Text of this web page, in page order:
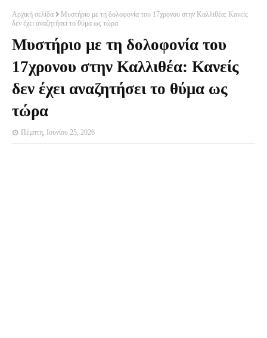
Αρχική σελίδα
Μυστήριο με τη δολοφονία του 17χρονου στην Καλλιθέα: Κανείς
δεν έχει αναζητήσει το θύμα ως τώρα
Μυστήριο με τη δολοφονία του
17χρονου στην Καλλιθέα: Κανείς
δεν έχει αναζητήσει το θύμα ως
τώρα
Πέμπτη, Ιουνίου 25, 2026